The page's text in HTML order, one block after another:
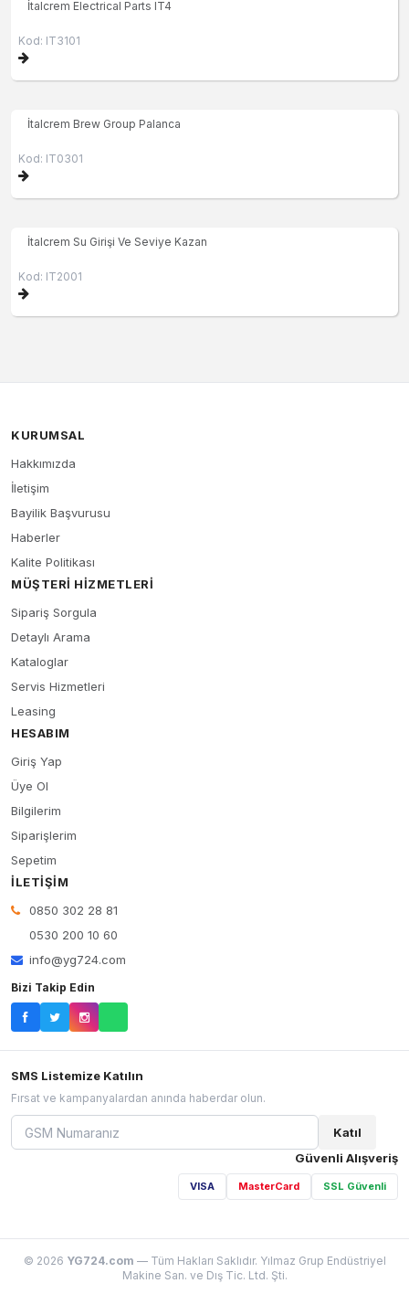
İtalcrem Electrical Parts IT4
Kod: IT3101
İtalcrem Brew Group Palanca
Kod: IT0301
İtalcrem Su Girişi Ve Seviye Kazan
Kod: IT2001
KURUMSAL
Hakkımızda
İletişim
Bayilik Başvurusu
Haberler
Kalite Politikası
MÜŞTERI HIZMETLERI
Sipariş Sorgula
Detaylı Arama
Kataloglar
Servis Hizmetleri
Leasing
HESABIM
Giriş Yap
Üye Ol
Bilgilerim
Siparişlerim
Sepetim
İLETIŞIM
0850 302 28 81
0530 200 10 60
info@yg724.com
Bizi Takip Edin
SMS Listemize Katılın
Fırsat ve kampanyalardan anında haberdar olun.
Katıl
Güvenli Alışveriş
VISA MasterCard SSL Güvenli
© 2026 YG724.com — Tüm Hakları Saklıdır. Yılmaz Grup Endüstriyel
Makine San. ve Dış Tic. Ltd. Şti.